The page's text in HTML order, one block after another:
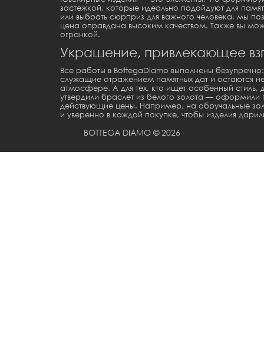
застежкой, которые идеально подойдуют для
или выбрать сюрприз для важного человека, мы
цена оправдана высоким качеством. Также вы
огранкой.
Украшение, привлекающее
Все работы в BottegaDiamo выполнены
служащие отражением памятных дат и остаются
атмосфере. А для тех, кто ищет особенный стиль,
утвердили браслет из белого золота — оформили
действующие цены. Например, на обручальные
и уверенно в каждой покупке, чтобы изделия
BOTTEGA DIAMO © 2026